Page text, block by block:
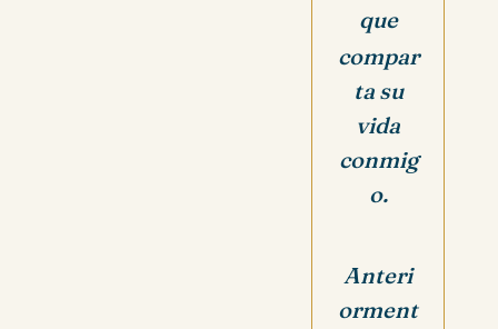
que
compar
ta su
vida
conmig
o.
Anteri
orment